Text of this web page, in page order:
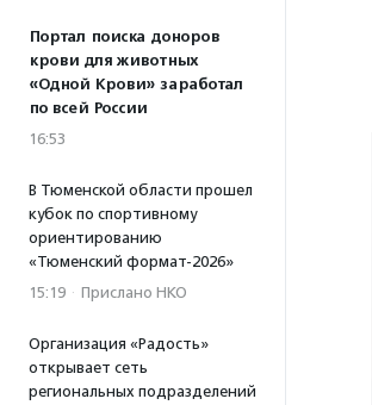
Портал поиска доноров
крови для животных
«Одной Крови» заработал
по всей России
16:53
В Тюменской области прошел
кубок по спортивному
ориентированию
«Тюменский формат-2026»
15:19 · Прислано НКО
Организация «Радость»
открывает сеть
региональных подразделений